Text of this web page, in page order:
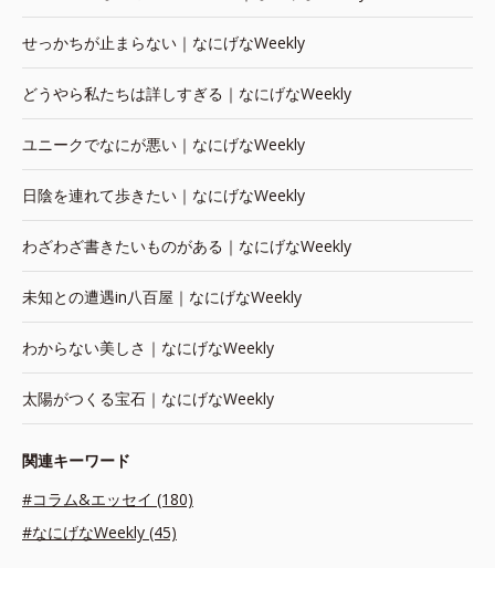
せっかちが止まらない｜なにげなWeekly
どうやら私たちは詳しすぎる｜なにげなWeekly
ユニークでなにが悪い｜なにげなWeekly
日陰を連れて歩きたい｜なにげなWeekly
わざわざ書きたいものがある｜なにげなWeekly
未知との遭遇in八百屋｜なにげなWeekly
わからない美しさ｜なにげなWeekly
太陽がつくる宝石｜なにげなWeekly
関連キーワード
#コラム&エッセイ (180)
#なにげなWeekly (45)